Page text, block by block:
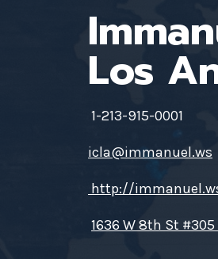
Los
1-213-915-0001
icla@immanuel.ws
http://
1636 W 8th St #305